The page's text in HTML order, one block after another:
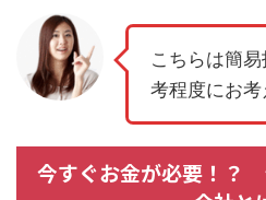
こちらは簡
考程度にお考
今すぐお金が必要！？